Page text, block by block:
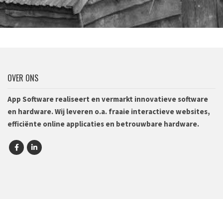
OVER ONS
App Software realiseert en vermarkt innovatieve software
en hardware. Wij leveren o.a. fraaie interactieve websites,
efficiënte online applicaties en betrouwbare hardware.